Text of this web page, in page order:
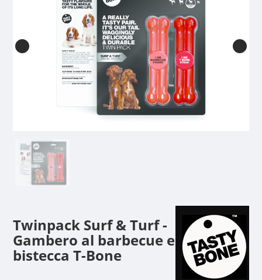
Twinpack Surf & Turf -
Gambero al barbecue e
bistecca T-Bone